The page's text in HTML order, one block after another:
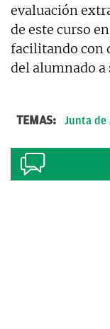
evaluación
de este curso
facilitando con
del alumnado a
TEMAS: Junta de